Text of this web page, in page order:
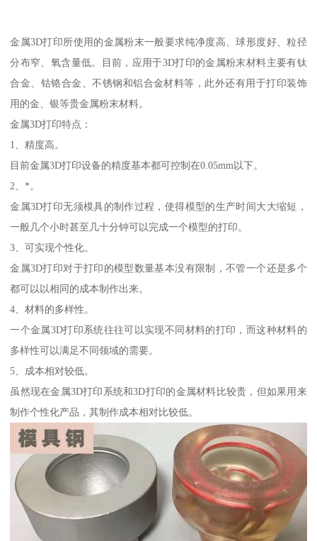
金属3D打印所使用的金属粉末一般要求纯净度高、球形度好、粒径
分布窄、氧含量低。目前，应用于3D打印的金属粉末材料主要有钛
合金、钴铬合金、不锈钢和铝合金材料等，此外还有用于打印装饰
用的金、银等贵金属粉末材料。
金属3D打印特点：
1、精度高。
目前金属3D打印设备的精度基本都可控制在0.05mm以下。
2、*。
金属3D打印无须模具的制作过程，使得模型的生产时间大大缩短，
一般几个小时甚至几十分钟可以完成一个模型的打印。
3、可实现个性化。
金属3D打印对于打印的模型数量基本没有限制，不管一个还是多个
都可以以相同的成本制作出来。
4、材料的多样性。
一个金属3D打印系统往往可以实现不同材料的打印，而这种材料的
多样性可以满足不同领域的需要。
5、成本相对较低。
虽然现在金属3D打印系统和3D打印的金属材料比较贵，但如果用来
制作个性化产品，其制作成本相对比较低。